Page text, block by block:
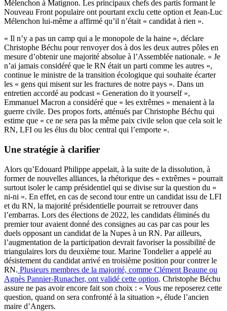
Mélenchon à Matignon. Les principaux chefs des partis formant le
Nouveau Front populaire ont pourtant exclu cette option et Jean-Luc
Mélenchon lui-même a affirmé qu’il n’était « candidat à rien ».
« Il n’y a pas un camp qui a le monopole de la haine », déclare
Christophe Béchu pour renvoyer dos à dos les deux autres pôles en
mesure d’obtenir une majorité absolue à l’Assemblée nationale. « Je
n’ai jamais considéré que le RN était un parti comme les autres »,
continue le ministre de la transition écologique qui souhaite écarter
les « gens qui misent sur les fractures de notre pays ». Dans un
entretien accordé au podcast « Generation do it yourself »,
Emmanuel Macron a considéré que « les extrêmes » menaient à la
guerre civile. Des propos forts, atténués par Christophe Béchu qui
estime que « ce ne sera pas la même paix civile selon que cela soit le
RN, LFI ou les élus du bloc central qui l’emporte ».
Une stratégie à clarifier
Alors qu’Edouard Philippe appelait, à la suite de la dissolution, à
former de nouvelles alliances, la rhétorique des « extrêmes » pourrait
surtout isoler le camp présidentiel qui se divise sur la question du «
ni-ni ». En effet, en cas de second tour entre un candidat issu de LFI
et du RN, la majorité présidentielle pourrait se retrouver dans
l’embarras. Lors des élections de 2022, les candidats éliminés du
premier tour avaient donné des consignes au cas par cas pour les
duels opposant un candidat de la Nupes à un RN. Par ailleurs,
l’augmentation de la participation devrait favoriser la possibilité de
triangulaires lors du deuxième tour. Marine Tondelier a appelé au
désistement du candidat arrivé en troisième position pour contrer le
RN. Plusieurs membres de la majorité, comme Clément Beaune ou
Agnès Pannier-Runacher, ont validé cette option. Christophe Béchu
assure ne pas avoir encore fait son choix : « Vous me reposerez cette
question, quand on sera confronté à la situation », élude l’ancien
maire d’Angers.